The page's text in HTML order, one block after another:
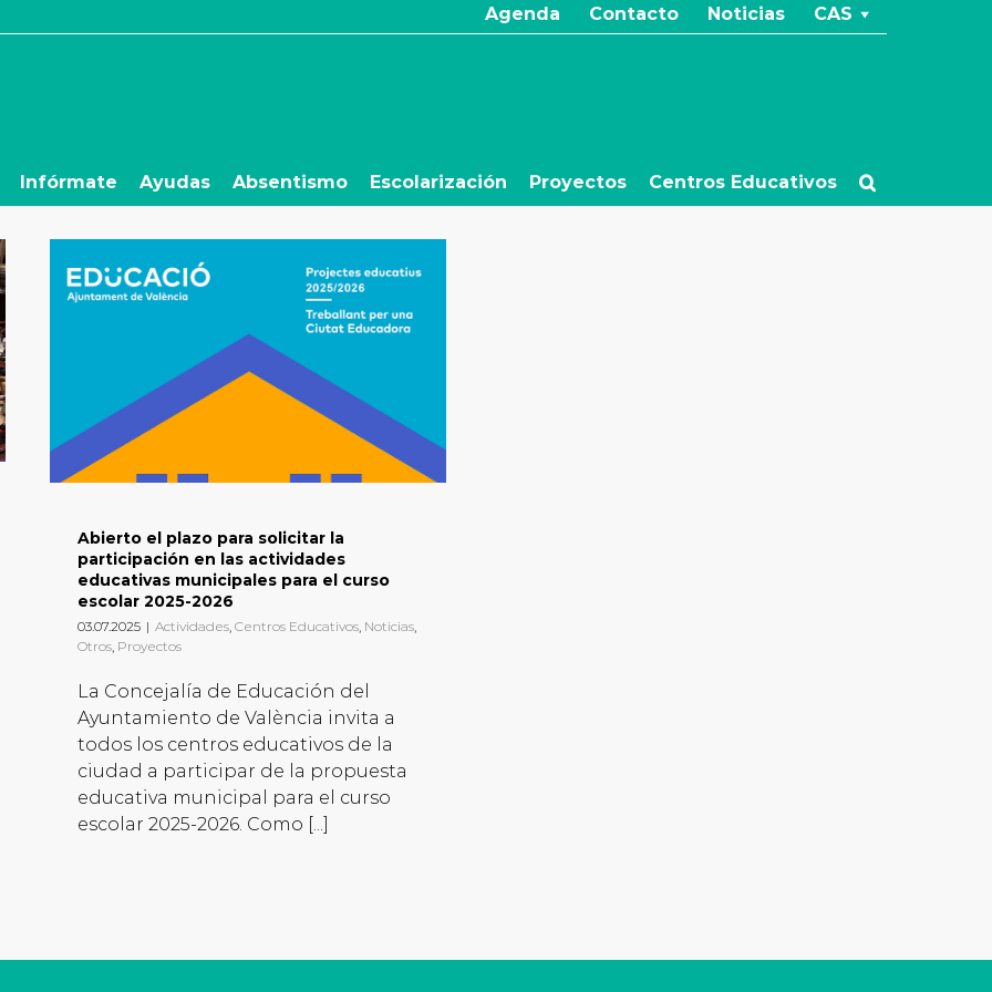
Agenda Contacto Noticias CAS
Infórmate Ayudas Absentismo Escolarización Proyectos Centros Educativos
Abierto el plazo para solicitar la
participación en las actividades
educativas municipales para el curso
escolar 2025-2026
03.07.2025 | Actividades, Centros Educativos, Noticias,
Otros, Proyectos
La Concejalía de Educación del
Ayuntamiento de València invita a
todos los centros educativos de la
ciudad a participar de la propuesta
educativa municipal para el curso
escolar 2025-2026. Como [...]